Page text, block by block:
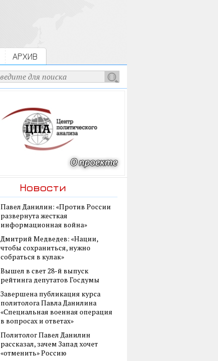
АРХИВ
Новости
Павел Данилин: «Против России
развернута жесткая
информационная война»
Дмитрий Медведев: «Нации,
чтобы сохраниться, нужно
собраться в кулак»
Вышел в свет 28-й выпуск
рейтинга депутатов Госдумы
Завершена публикация курса
политолога Павла Данилина
«Специальная военная операция
в вопросах и ответах»
Политолог Павел Данилин
рассказал, зачем Запад хочет
«отменить» Россию